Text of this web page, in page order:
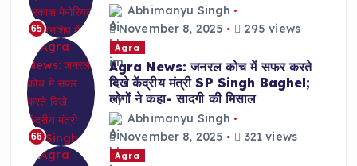
65
Abhimanyu Singh
November 8, 2025
295 views
66
Agra
Agra News: जनरल कोच में सफर करते
दिखे केंद्रीय मंत्री SP Singh Baghel;
लोगों ने कहा- सादगी की मिसाल
Abhimanyu Singh
November 8, 2025
321 views
Agra